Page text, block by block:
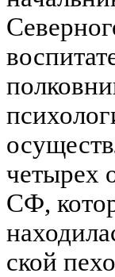
четырех
СФ,
ской